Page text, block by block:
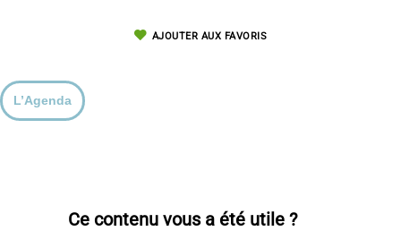
AJOUTER AUX FAVORIS
L’Agenda
Ce contenu vous a été utile ?